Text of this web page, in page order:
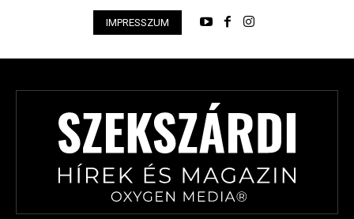
IMPRESSZUM